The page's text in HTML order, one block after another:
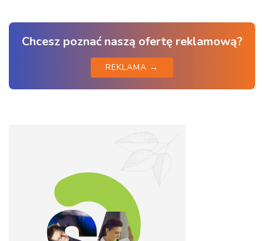
Chcesz poznać naszą ofertę reklamową?
REKLAMA →